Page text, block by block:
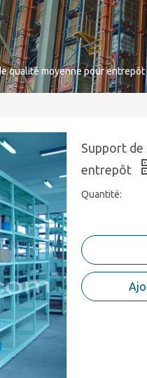
qualité moyenne pour entrepôt
Support
entrepôt
Quantité: